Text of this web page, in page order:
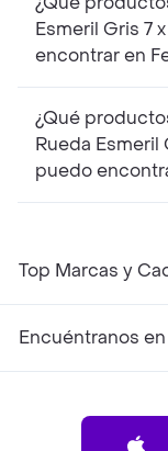
Esmeril Gris 7
encontrar en
¿Qué
Rueda Esmeril
puedo
Top Marcas y
Encuéntranos